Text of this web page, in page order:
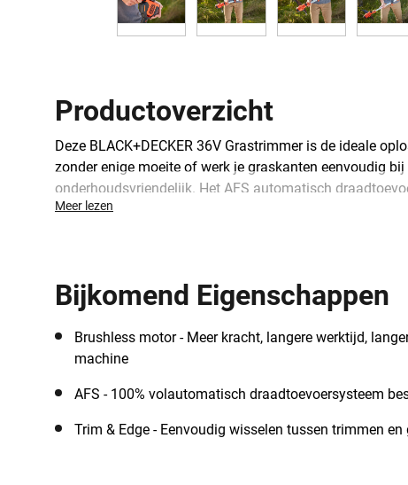
Productoverzicht
Deze BLACK+DECKER 36V Grastrimmer is de ideale
zonder enige moeite of werk je graskanten eenvoudig
onderhoudsvriendelijk. Het AFS automatisch
Dit bespaart je tijd en moeite! De 2 variabele snelheden
Meer lezen
Bijkomend Eigenschappen
Brushless motor - Meer kracht, langere werktijd,
machine
AFS - 100% volautomatisch draadtoevoersysteem
Trim & Edge - Eenvoudig wisselen tussen trimmen